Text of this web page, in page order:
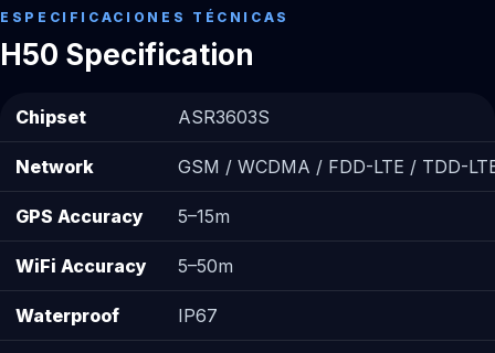
ESPECIFICACIONES TÉCNICAS
H50 Specification
Chipset ASR3603S
Network GSM / WCDMA / FDD-LTE / TDD-
GPS Accuracy 5–15m
WiFi Accuracy 5–50m
Waterproof IP67